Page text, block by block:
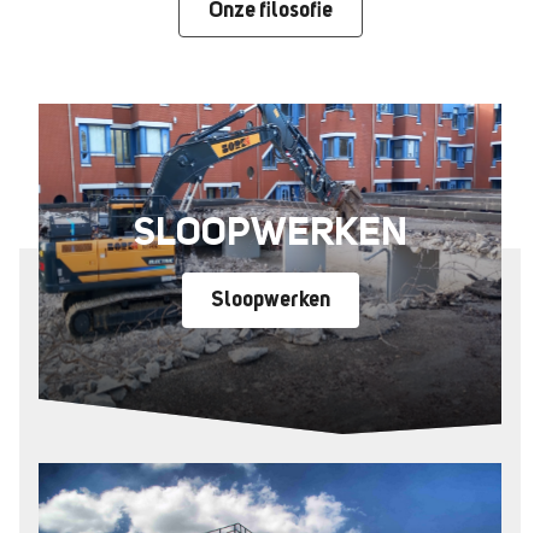
Onze filosofie
SLOOPWERKEN
Sloopwerken